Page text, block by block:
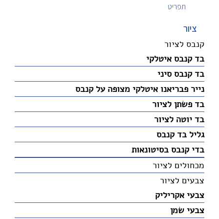
תפריט
ציור
קנבס לציור
בד קנבס איטלקי
בד קנבס סיני
נייר פבריאנו איטלקי מצופה על קנבס
בד פשתן לציור
בד יוטה לציור
גליל בד קנבס
בדי קנבס בסיטונאות
מכחולים לציור
צבעים לציור
צבעי אקריליק
צבעי שמן